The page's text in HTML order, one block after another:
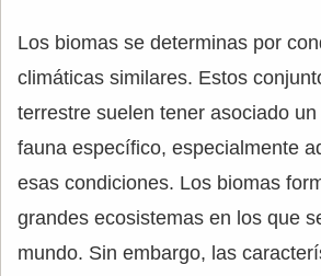
Los biomas se determinas por
climáticas similares. Estos
terrestre suelen tener asociado
fauna específico, especialmente
esas condiciones. Los biomas
grandes ecosistemas en los que
mundo. Sin embargo, las